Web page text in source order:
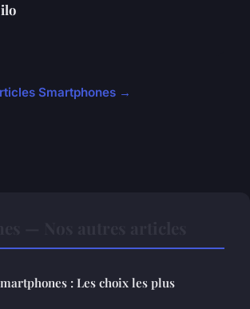
Smartphones →
: Les choix les plus